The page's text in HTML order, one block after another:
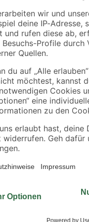
x 18 mm
43,71€ / m²
10,49 € / Pack